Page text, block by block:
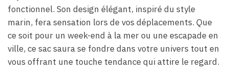
fonctionnel. Son design élégant, inspiré du style
marin, fera sensation lors de vos déplacements. Que
ce soit pour un week-end à la mer ou une escapade en
ville, ce sac saura se fondre dans votre univers tout en
vous offrant une touche tendance qui attire le regard.